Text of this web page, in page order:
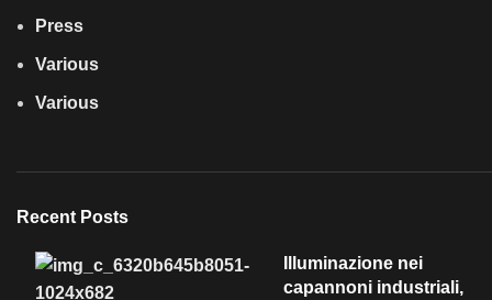
Press
Various
Various
Recent Posts
Illuminazione nei
capannoni industriali,